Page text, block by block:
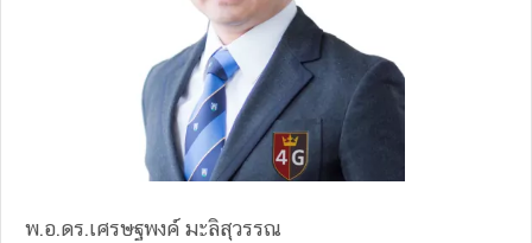
พ.อ.ดร.เศรษฐพงค์ มะลิสุวรรณ